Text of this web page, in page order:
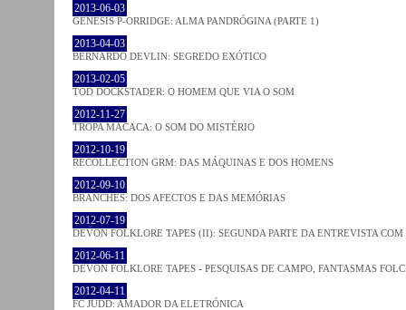
2013-06-03
GENESIS P-ORRIDGE: ALMA PANDRÓGINA (PARTE 1)
2013-04-03
BERNARDO DEVLIN: SEGREDO EXÓTICO
2013-02-05
TOD DOCKSTADER: O HOMEM QUE VIA O SOM
2012-11-27
TROPA MACACA: O SOM DO MISTÉRIO
2012-10-19
RECOLLECTION GRM: DAS MÁQUINAS E DOS HOMENS
2012-09-10
BRANCHES: DOS AFECTOS E DAS MEMÓRIAS
2012-07-19
DEVON FOLKLORE TAPES (II): SEGUNDA PARTE DA ENTREVISTA
2012-06-11
DEVON FOLKLORE TAPES - PESQUISAS DE CAMPO, FANTASMAS
2012-04-11
FC JUDD: AMADOR DA ELETRÓNICA